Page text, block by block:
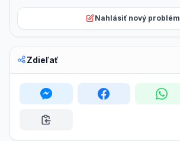
Nahlásiť nový problém
Zdieľať